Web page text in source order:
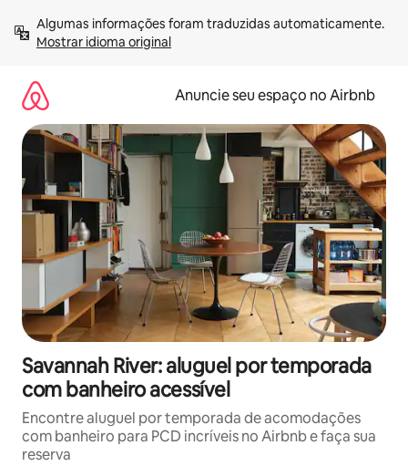
para
Mostrar idioma original
Anuncie seu espaço no Airbnb
Savannah River: aluguel por temporada
com banheiro acessível
Encontre aluguel por temporada de acomodações
com banheiro para PCD incríveis no Airbnb e faça sua
reserva